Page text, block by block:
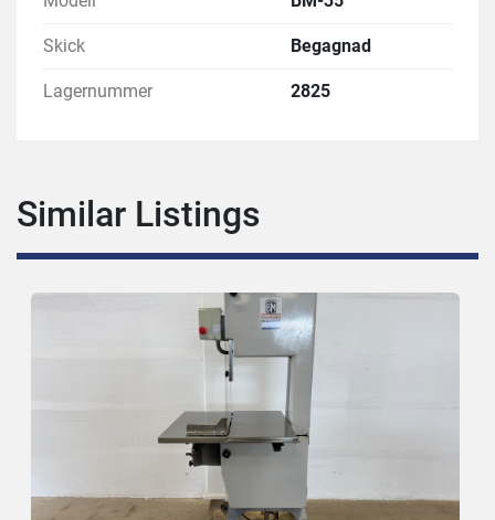
Skick Begagnad
Lagernummer 2825
Similar Listings